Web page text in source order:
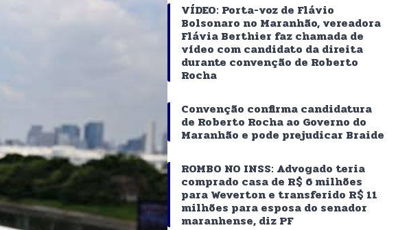
VÍDEO: Porta-voz de Flávio
Bolsonaro no Maranhão, vereadora
Flávia Berthier faz chamada de
vídeo com candidato da direita
durante convenção de Roberto
Rocha
Convenção confirma candidatura
de Roberto Rocha ao Governo do
Maranhão e pode prejudicar Braide
ROMBO NO INSS: Advogado teria
comprado casa de R$ 6 milhões
para Weverton e transferido R$ 11
milhões para esposa do senador
maranhense, diz PF